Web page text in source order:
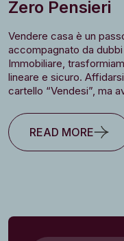
Zero Pensieri
Vendere casa è un
accompagnato da
Immobiliare,
lineare e sicuro.
cartello “Vendesi”, ma
READ MORE